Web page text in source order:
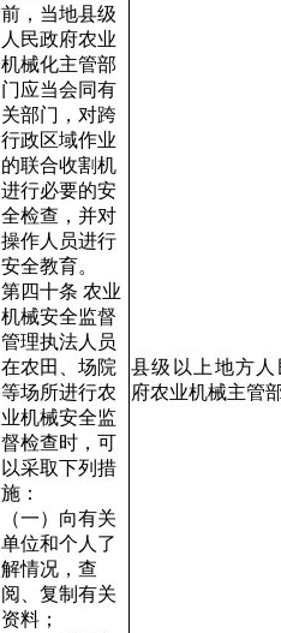
前，当地县级
人民政府农业
机械化主管部
门应当会同有
关部门，对跨
行政区域作业
的联合收割机
进行必要的安
全检查，并对
操作人员进行
安全教育。
第四十条 农业
机械安全监督
管理执法人员
在农田、场院
等场所进行农
业机械安全监
督检查时，可
以采取下列措
施：
（一）向有关
单位和个人了
解情况，查
阅、复制有关
资料；
县级以上地方人
府农业机械主管